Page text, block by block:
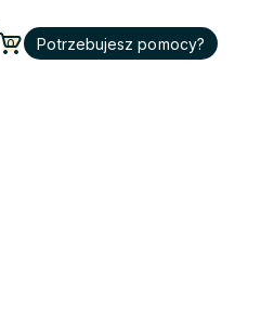
0 Potrzebujesz pomocy?